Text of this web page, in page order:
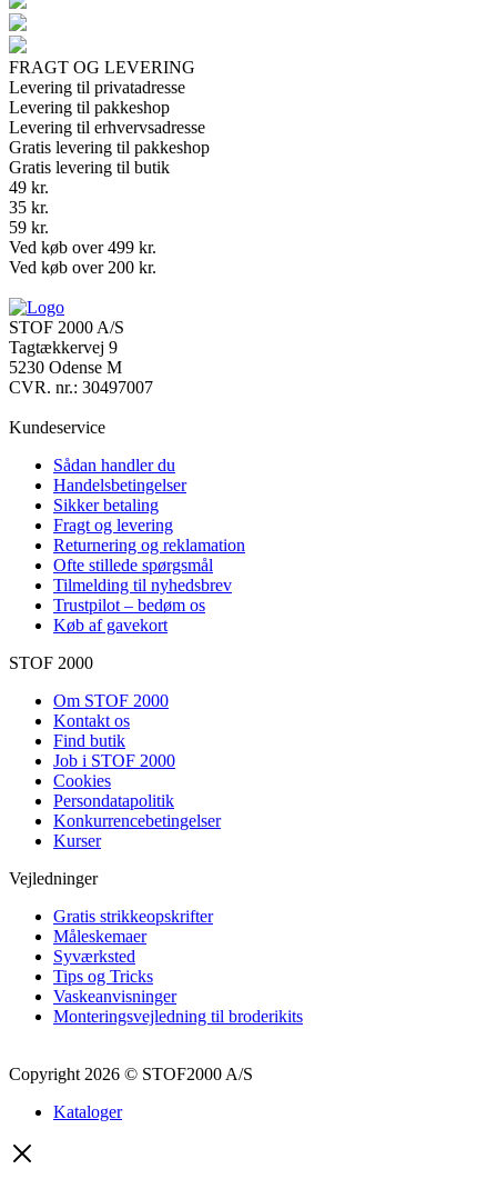
FRAGT OG LEVERING
Levering til privatadresse
Levering til pakkeshop
Levering til erhvervsadresse
Gratis levering til pakkeshop
Gratis levering til butik
49 kr.
35 kr.
59 kr.
Ved køb over 499 kr.
Ved køb over 200 kr.
STOF 2000 A/S
Tagtækkervej 9
5230 Odense M
CVR. nr.: 30497007
Kundeservice
Sådan handler du
Handelsbetingelser
Sikker betaling
Fragt og levering
Returnering og reklamation
Ofte stillede spørgsmål
Tilmelding til nyhedsbrev
Trustpilot – bedøm os
Køb af gavekort
STOF 2000
Om STOF 2000
Kontakt os
Find butik
Job i STOF 2000
Cookies
Persondatapolitik
Konkurrencebetingelser
Kurser
Vejledninger
Gratis strikkeopskrifter
Måleskemaer
Syværksted
Tips og Tricks
Vaskeanvisninger
Monteringsvejledning til broderikits
Copyright 2026 © STOF2000 A/S
Kataloger